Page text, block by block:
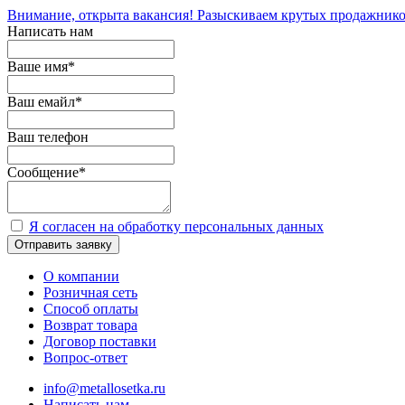
Внимание, открыта вакансия! Разыскиваем крутых
Написать нам
Ваше имя*
Ваш емайл*
Ваш телефон
Сообщение*
Я согласен на обработку персональных данных
Отправить заявку
О компании
Розничная сеть
Способ оплаты
Возврат товара
Договор поставки
Вопрос-ответ
info@metallosetka.ru